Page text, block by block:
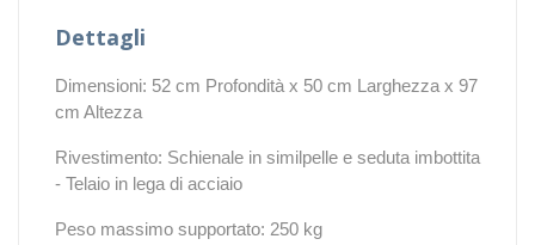
Dettagli
Dimensioni: 52 cm Profondità x 50 cm Larghezza x 97
cm Altezza
Rivestimento: Schienale in similpelle e seduta imbottita
- Telaio in lega di acciaio
Peso massimo supportato: 250 kg